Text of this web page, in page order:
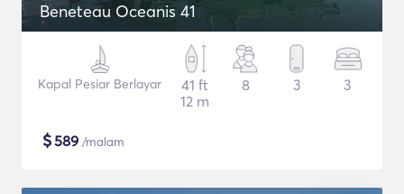
Beneteau Oceanis 41
Kapal Pesiar Berlayar
41 ft
12 m
8 3 3
$589 /malam